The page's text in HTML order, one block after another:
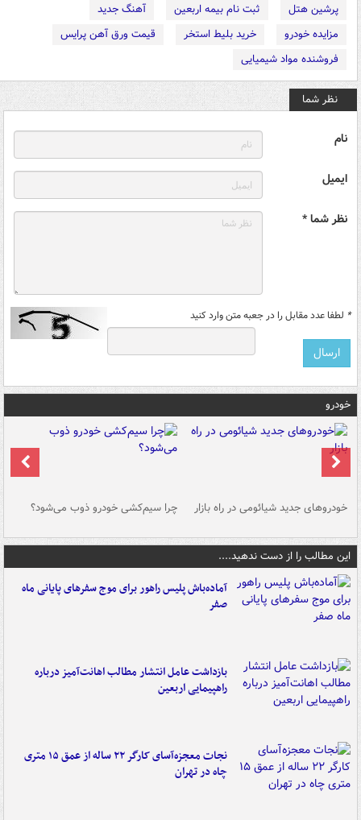
پرشین هتل
ثبت نام بیمه اربعین
آهنگ جدید
مزایده خودرو
خرید بلیط استخر
قیمت ورق آهن پرایس
فروشنده مواد شیمیایی
نظر شما
نام
ایمیل
نظر شما *
* لطفا عدد مقابل را در جعبه متن وارد کنید
خودرو
خودروهای جدید شیائومی در راه بازار چرا سیم‌کشی خودرو ذوب می‌شود؟
این مطالب را از دست ندهید....
آماده‌باش پلیس راهور برای موج سفرهای پایانی ماه
صفر
بازداشت عامل انتشار مطالب اهانت‌آمیز درباره
راهپیمایی اربعین
نجات معجزه‌آسای کارگر ۲۲ ساله از عمق ۱۵ متری
چاه در تهران